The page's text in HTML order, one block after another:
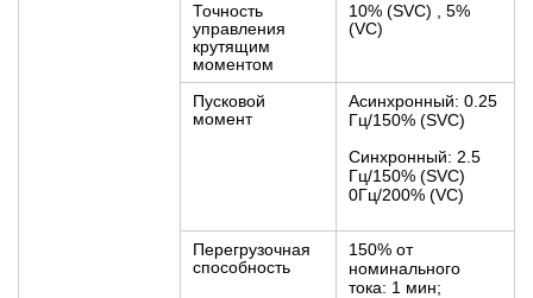
Точность
управления
крутящим
моментом
10% (SVC) , 5%
(VC)
Пусковой
момент
Асинхронный: 0.25
Гц/150% (SVC)
Синхронный: 2.5
Гц/150% (SVC)
0Гц/200% (VC)
Перегрузочная
способность
150% от
номинального
тока: 1 мин;